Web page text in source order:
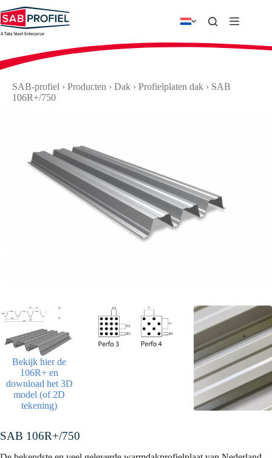
naar
de
inhoud
SAB-profiel › Producten › Dak › Profielplaten dak › SAB
106R+/750
Bekijk hier de
106R+ en
download het 3D
model (of 2D
tekening)
SAB 106R+/750